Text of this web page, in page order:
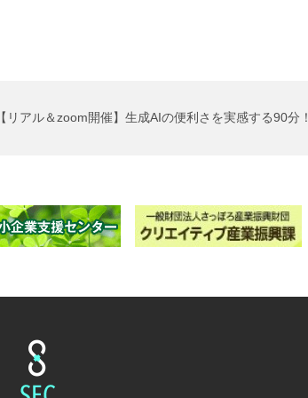
【リアル＆zoom開催】生成AIの便利さを実感する90分！